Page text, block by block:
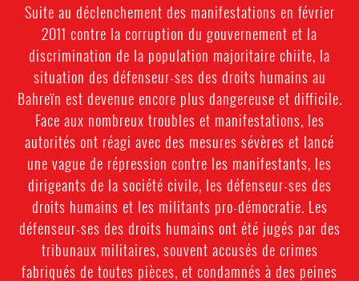
Suite au déclenchement des manifestations en février
2011 contre la corruption du gouvernement et la
discrimination de la population majoritaire chiite, la
situation des défenseur-ses des droits humains au
Bahreïn est devenue encore plus dangereuse et difficile.
Face aux nombreux troubles et manifestations, les
autorités ont réagi avec des mesures sévères et lancé
une vague de répression contre les manifestants, les
dirigeants de la société civile, les défenseur-ses des
droits humains et les militants pro-démocratie. Les
défenseur-ses des droits humains ont été jugés par des
tribunaux militaires, souvent accusés de crimes
fabriqués de toutes pièces, et condamnés à des peines